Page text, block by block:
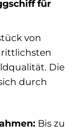
für
von
Die
durch
Bis zu